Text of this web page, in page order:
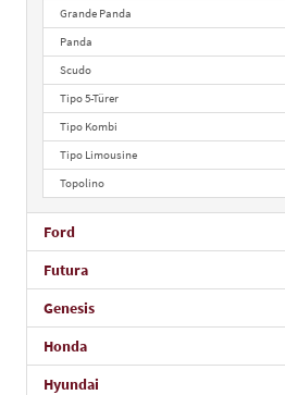
Grande Panda
Panda
Scudo
Tipo 5-Türer
Tipo Kombi
Tipo Limousine
Topolino
Ford
Futura
Genesis
Honda
Hyundai